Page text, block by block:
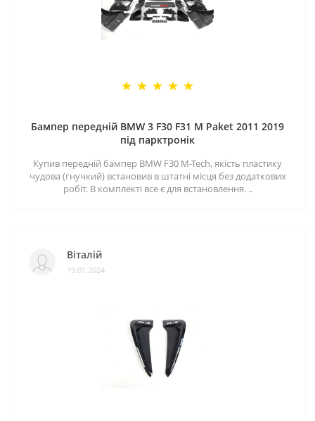
Бампер передній BMW 3 F30 F31 M Paket 2011 2019
під парктронік
Купив передній бампер BMW F30 M-Tech, якість пластику
чудова (гнучкий) встановив в штатні місця без додаткових
робіт. В комплекті все є для встановлення. ..
Віталій
19.01.2024